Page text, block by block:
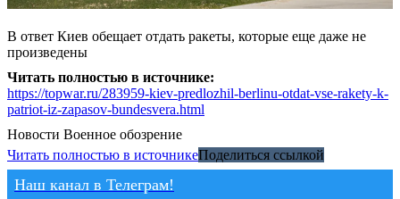
В ответ Киев обещает отдать ракеты, которые еще даже не
произведены
Читать полностью в источнике:
https://topwar.ru/283959-kiev-predlozhil-berlinu-otdat-vse-rakety-k-
patriot-iz-zapasov-bundesvera.html
Новости Военное обозрение
Читать полностью в источникеПоделиться ссылкой
Наш канал в Телеграм!